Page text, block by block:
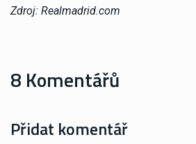
Zdroj: Realmadrid.com
8 Komentářů
Přidat komentář